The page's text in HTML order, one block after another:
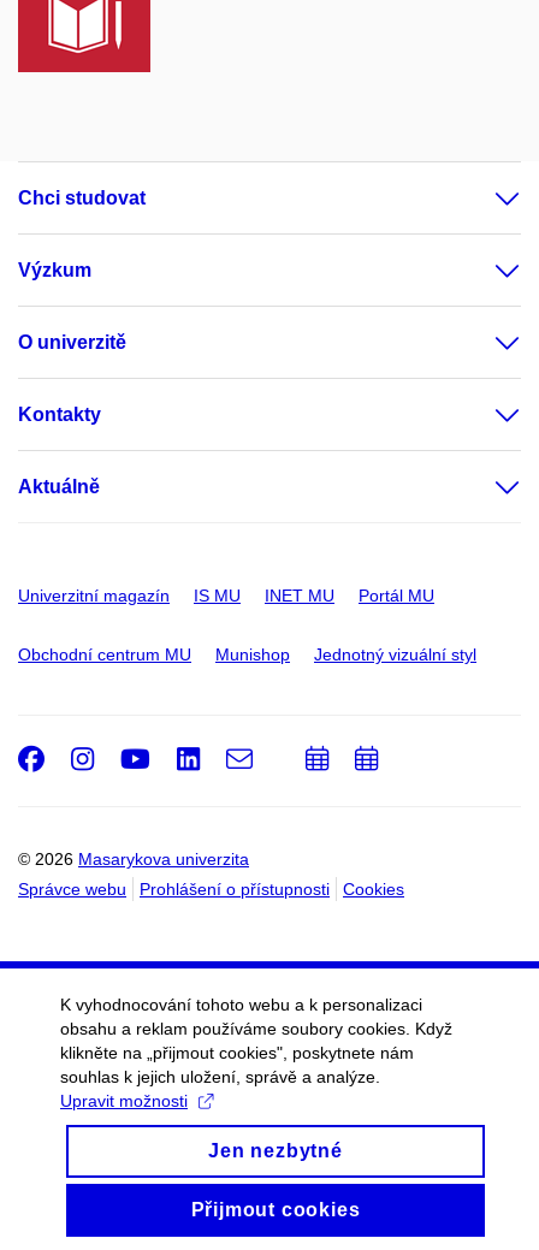
Chci studovat
Výzkum
O univerzitě
Kontakty
Aktuálně
Univerzitní magazín IS MU INET MU Portál MU
Obchodní centrum MU Munishop Jednotný vizuální styl
© 2026 Masarykova univerzita
Správce webu
Prohlášení o přístupnosti Cookies
Facebook
Instagram
Youtube
LinkedIn
e-
PřidatPřidat
K vyhodnocování tohoto webu a k personalizaci
obsahu a reklam používáme soubory cookies. Když
klikněte na „přijmout cookies", poskytnete nám
souhlas k jejich uložení, správě a analýze.
Upravit možnosti
Jen nezbytné
Přijmout cookies